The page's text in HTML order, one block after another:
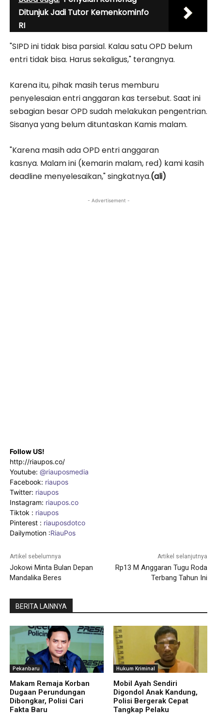
Ditunjuk Jadi Tutor Kemenkominfo
RI
"SIPD ini tidak bisa parsial. Kalau satu OPD belum
entri tidak bisa. Harus sekaligus," terangnya.
Karena itu, pihak masih terus memburu
penyelesaian entri anggaran kas tersebut. Saat ini
sebagian besar OPD sudah melakukan pengentrian.
Sisanya yang belum dituntaskan Kamis malam.
"Karena masih ada OPD entri anggaran
kasnya. Malam ini (kemarin malam, red) kami kasih
deadline menyelesaikan," singkatnya.(ali)
- Advertisement -
Follow US!
http://riaupos.co/
Youtube: @riauposmedia
Facebook: riaupos
Twitter: riaupos
Instagram: riaupos.co
Tiktok : riaupos
Pinterest : riauposdotco
Dailymotion :RiauPos
Artikel sebelumnya
Jokowi Minta Bulan Depan
Mandalika Beres
Artikel selanjutnya
Rp13 M Anggaran Tugu Roda
Terbang Tahun Ini
BERITA LAINNYA
Pekanbaru
Makam Remaja Korban
Dugaan Perundungan
Dibongkar, Polisi Cari
Fakta Baru
Hukum Kriminal
Mobil Ayah Sendiri
Digondol Anak Kandung,
Polisi Bergerak Cepat
Tangkap Pelaku